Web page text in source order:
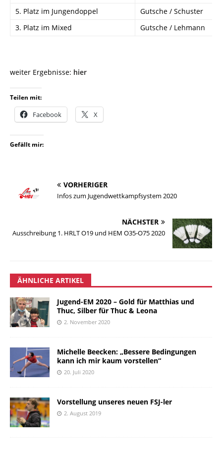
5. Platz im Jungendoppel
Gutsche / Schuster
3. Platz im Mixed
Gutsche / Lehmann
weiter Ergebnisse: hier
Teilen mit:
Facebook X
Gefällt mir:
VORHERIGER
Infos zum Jugendwettkampfsystem 2020
NÄCHSTER
Ausschreibung 1. HRLT O19 und HEM O35-O75 2020
ÄHNLICHE ARTIKEL
Jugend-EM 2020 – Gold für Matthias und
Thuc, Silber für Thuc & Leona
2. November 2020
Michelle Beecken: „Bessere Bedingungen
kann ich mir kaum vorstellen“
20. Juli 2020
Vorstellung unseres neuen FSJ-ler
2. August 2019